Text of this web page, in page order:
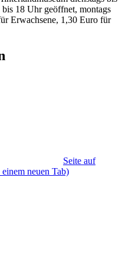
18 Uhr geöffnet, montags
Erwachsene, 1,30 Euro für
Seite auf
neuen Tab)